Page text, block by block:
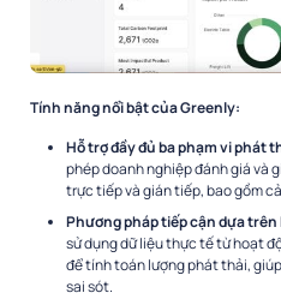
Tính năng nổi bật của Greenly:
Hỗ trợ đầy đủ ba phạm vi phát
phép doanh nghiệp đánh giá và
trực tiếp và gián tiếp, bao gồm
Phương pháp tiếp cận dựa
sử dụng dữ liệu thực tế từ hoạt
để tính toán lượng phát thải,
sai sót.